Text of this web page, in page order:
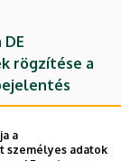
rögzítése a
a
személyes adatok